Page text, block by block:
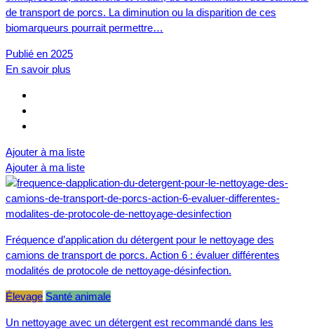
de transport de porcs. La diminution ou la disparition de ces
biomarqueurs pourrait permettre…
Publié en 2025
En savoir plus
Ajouter à ma liste
Ajouter à ma liste
Fréquence d’application du détergent pour le nettoyage des
camions de transport de porcs. Action 6 : évaluer différentes
modalités de protocole de nettoyage-désinfection.
Élevage Santé animale
Un nettoyage avec un détergent est recommandé dans les